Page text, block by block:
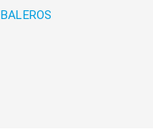
BALEROS